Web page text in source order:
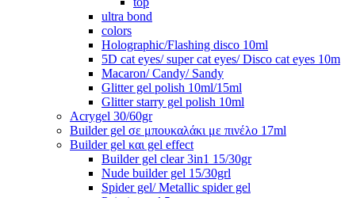
ultra bond
colors
Holographic/Flashing disco 10ml
5D cat eyes/ super cat eyes/ Disco cat eyes 10m
Macaron/ Candy/ Sandy
Glitter gel polish 10ml/15ml
Glitter starry gel polish 10ml
Acrygel 30/60gr
Builder gel σε μπουκαλάκι με πινέλο 17ml
Builder gel και gel effect
Builder gel clear 3in1 15/30gr
Nude builder gel 15/30grl
Spider gel/ Metallic spider gel